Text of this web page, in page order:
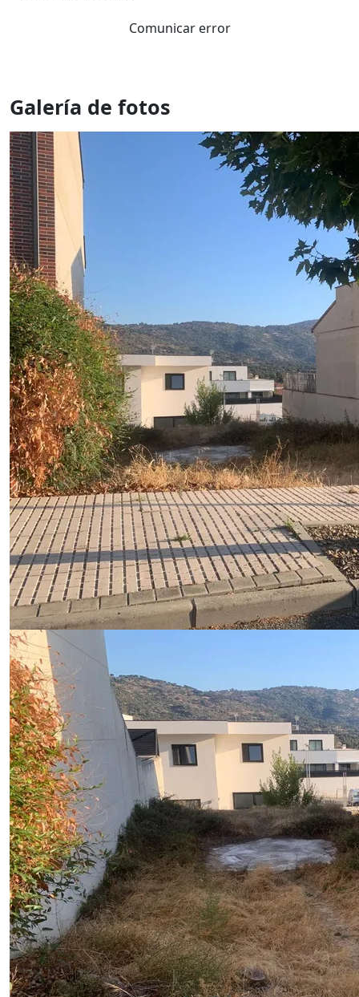
Comunicar error
Galería de fotos